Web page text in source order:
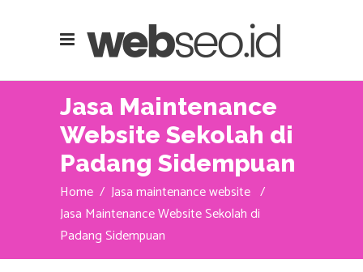
Jasa Maintenance
Website Sekolah di
Padang Sidempuan
Home / Jasa maintenance website /
Jasa Maintenance Website Sekolah di
Padang Sidempuan